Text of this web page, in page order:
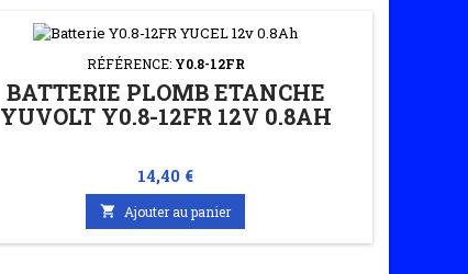
RÉFÉRENCE: Y0.8-12FR
BATTERIE PLOMB ETANCHE
YUVOLT Y0.8-12FR 12V 0.8AH
Prix
14,40 €
 Ajouter au panier